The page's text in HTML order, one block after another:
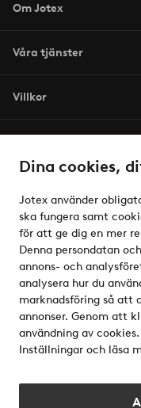
Dina cookies,
Jotex använder
ska fungera samt
för att ge dig en mer
Denna persondatan
annons- och
analysera hur du
marknadsföring så att
annonser. Genom att
användning av
Inställningar och läsa
Om Jotex
Våra tjänster
Villkor
Säkra
Vill du veta